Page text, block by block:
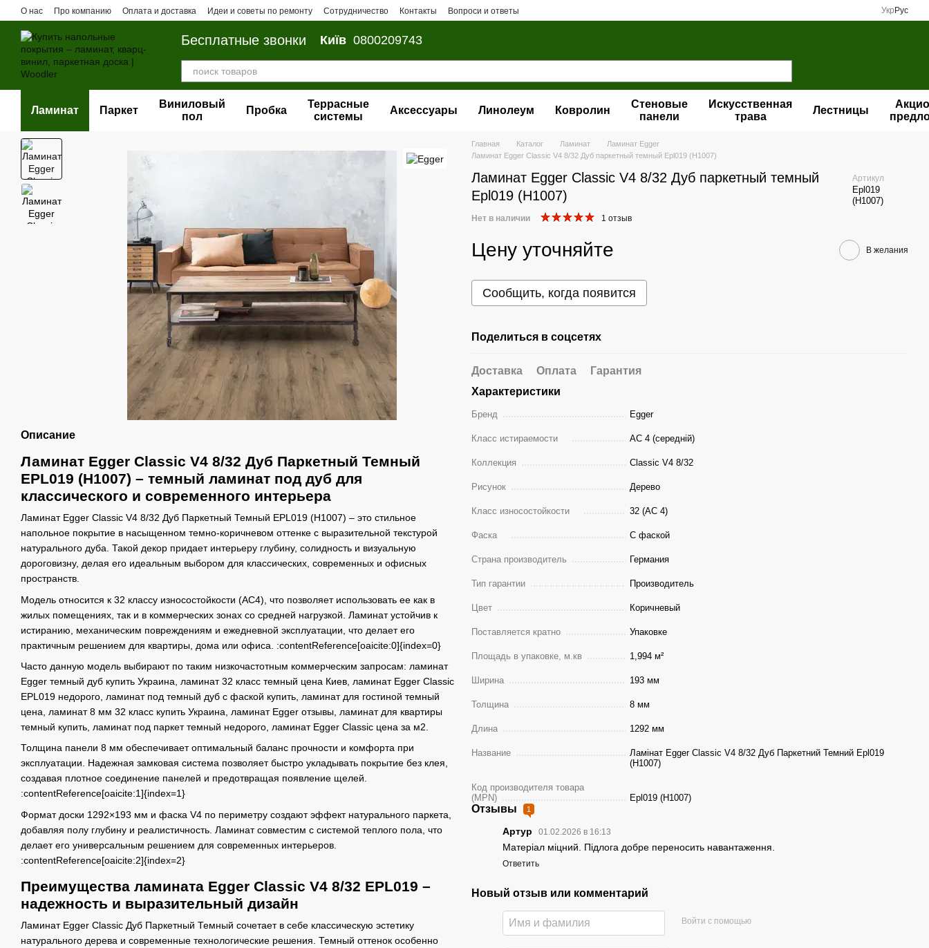
Перейти к основному контенту
О нас Про компанию Оплата и доставка Идеи и советы по ремонту Сотрудничество Контакты Вопроси и ответы Укр Рус
Бесплатные звонки Київ 0800209743
Ламинат Паркет
Виниловый
пол
Пробка
Террасные
системы
Аксессуары Линолеум Ковролин
Стеновые
панели
Искусственная
трава
Лестницы
Описание
Ламинат Egger Classic V4 8/32 Дуб Паркетный Темный
EPL019 (H1007) – темный ламинат под дуб для
классического и современного интерьера
Ламинат Egger Classic V4 8/32 Дуб Паркетный Темный EPL019 (H1007) – это стильное
напольное покрытие в насыщенном темно-коричневом оттенке с выразительной текстурой
натурального дуба. Такой декор придает интерьеру глубину, солидность и визуальную
дороговизну, делая его идеальным выбором для классических, современных и офисных
пространств.
Модель относится к 32 классу износостойкости (AC4), что позволяет использовать ее как в
жилых помещениях, так и в коммерческих зонах со средней нагрузкой. Ламинат устойчив к
истиранию, механическим повреждениям и ежедневной эксплуатации, что делает его
практичным решением для квартиры, дома или офиса. :contentReference[oaicite:0]{index=0}
Часто данную модель выбирают по таким низкочастотным коммерческим запросам: ламинат
Egger темный дуб купить Украина, ламинат 32 класс темный цена Киев, ламинат Egger Classic
EPL019 недорого, ламинат под темный дуб с фаской купить, ламинат для гостиной темный
цена, ламинат 8 мм 32 класс купить Украина, ламинат Egger отзывы, ламинат для квартиры
темный купить, ламинат под паркет темный недорого, ламинат Egger Classic цена за м2.
Толщина панели 8 мм обеспечивает оптимальный баланс прочности и комфорта при
эксплуатации. Надежная замковая система позволяет быстро укладывать покрытие без клея,
создавая плотное соединение панелей и предотвращая появление щелей.
:contentReference[oaicite:1]{index=1}
Формат доски 1292×193 мм и фаска V4 по периметру создают эффект натурального паркета,
добавляя полу глубину и реалистичность. Ламинат совместим с системой теплого пола, что
делает его универсальным решением для современных интерьеров.
:contentReference[oaicite:2]{index=2}
Преимущества ламината Egger Classic V4 8/32 EPL019 –
надежность и выразительный дизайн
Ламинат Egger Classic Дуб Паркетный Темный сочетает в себе классическую эстетику
натурального дерева и современные технологические решения. Темный оттенок особенно
Главная Каталог Ламинат
Ламинат Egger
Ламинат Egger Classic V4 8/32 Дуб паркетный темный Epl019 (H1007)
Ламинат Egger Classic V4 8/32 Дуб паркетный темный
Epl019 (H1007)
Артикул
Epl019
(H1007)
Нет в наличии 1 отзыв
Цену уточняйте В желания
Сообщить, когда появится
Поделиться в соцсетях
Доставка Оплата
Гарантия
Характеристики
Бренд Egger
Класс истираемости АС 4 (середній)
Коллекция Classic V4 8/32
Рисунок Дерево
Класс износостойкости 32 (АС 4)
Фаска С фаской
Страна производитель Германия
Тип гарантии Производитель
Цвет Коричневый
Поставляется кратно Упаковке
Площадь в упаковке, м.кв 1,994 м²
Ширина 193 мм
Толщина 8 мм
Длина 1292 мм
Название
Ламінат Egger Classic V4 8/32 Дуб Паркетний Темний Epl019
(H1007)
Код производителя товара
(MPN)
Epl019 (H1007)
Отзывы 1
Артур 01.02.2026 в 16:13
Матеріал міцний. Підлога добре переносить навантаження.
Ответить
Новый отзыв или комментарий
Войти с помощью